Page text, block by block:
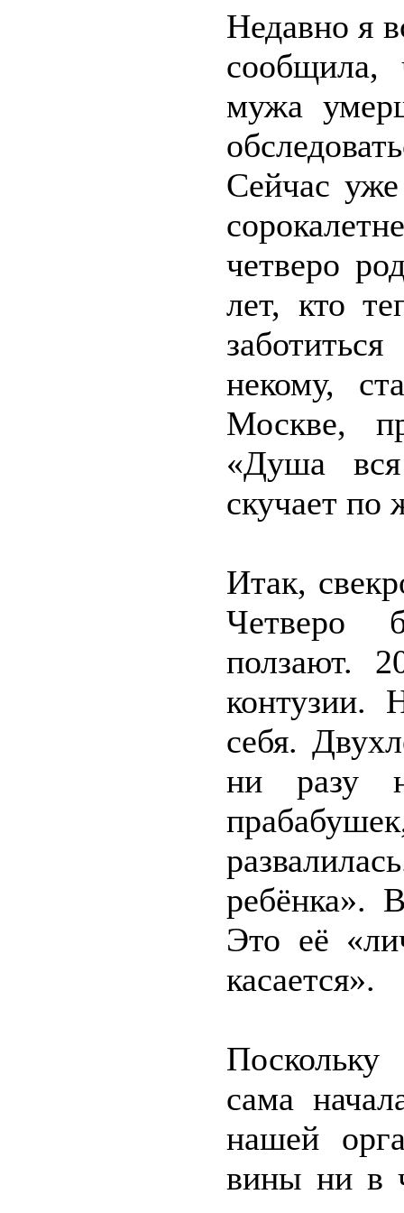
Недавно я
сообщила,
мужа
Сейчас
четверо
лет, кто
некому,
Москве,
«Душа вся
скучает по
Итак,
Четверо
ползают.
контузии.
себя.
ни разу
ребёнка».
Это её
касается».
сама
нашей
вины ни в